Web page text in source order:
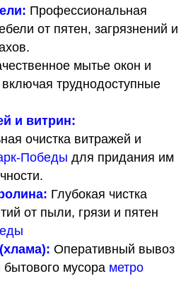
: Профессиональная
от пятен, загрязнений и
мытье окон и
труднодоступные
и витрин:
очистка витражей и
Победы для придания им
: Глубокая чистка
от пыли, грязи и пятен
: Оперативный вывоз
бытового мусора метро